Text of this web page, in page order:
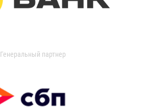
Генеральный партнер